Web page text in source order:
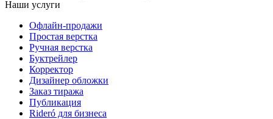
Наши услуги
Офлайн-продажи
Простая верстка
Ручная верстка
Буктрейлер
Корректор
Дизайнер обложки
Заказ тиража
Публикация
Rideró для бизнеса